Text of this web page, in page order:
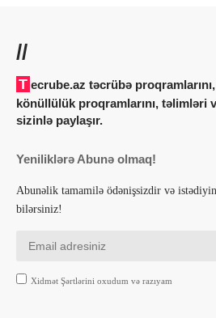
//
Tecrube.az təcrübə proqramlarını, pulsuz kursları,
könüllülük proqramlarını, təlimləri
sizinlə paylaşır.
Yeniliklərə Abunə olmaq!
Abunəlik tamamilə ödənişsizdir və
bilərsiniz!
Xidmət Şərtlərini oxudum və razıyam